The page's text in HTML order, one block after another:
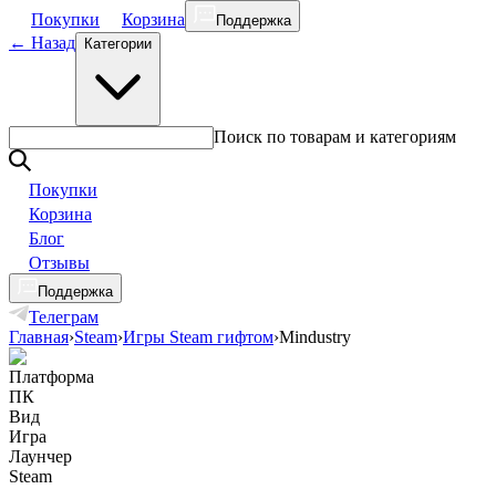
Покупки
Корзина Поддержка
← Назад Категории
Поиск по товарам и категориям
Покупки
Корзина
Блог
Отзывы
Поддержка
Телеграм
Главная›Steam›Игры Steam гифтом›Mindustry
Платформа
ПК
Вид
Игра
Лаунчер
Steam